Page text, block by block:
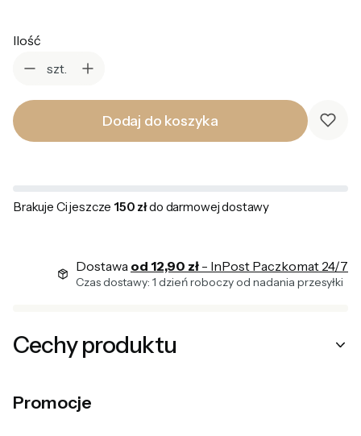
Ilość
szt.
Dodaj do koszyka
Brakuje Ci jeszcze 150 złdo darmowej dostawy
Dostawa od 12,90 zł - InPost Paczkomat 24/7
Czas dostawy: 1 dzień roboczy od nadania przesyłki
Cechy produktu
Promocje